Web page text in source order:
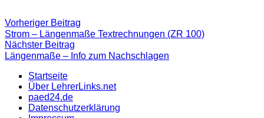
Beitragsnavigation
Vorheriger Beitrag
Beitrag:
Strom – Längenmaße Textrechnungen (ZR 100)
Nächster Beitrag
Beitrag
Längenmaße – Info zum Nachschlagen
Startseite
Über LehrerLinks.net
paed24.de
Datenschutzerklärung